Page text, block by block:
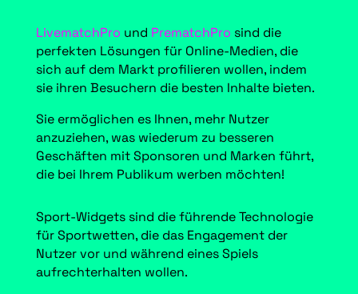
LivematchPro und PrematchPro sind die
perfekten Lösungen für Online-Medien, die
sich auf dem Markt profilieren wollen, indem
sie ihren Besuchern die besten Inhalte bieten.
Sie ermöglichen es Ihnen, mehr Nutzer
anzuziehen, was wiederum zu besseren
Geschäften mit Sponsoren und Marken führt,
die bei Ihrem Publikum werben möchten!
Sport-Widgets sind die führende Technologie
für Sportwetten, die das Engagement der
Nutzer vor und während eines Spiels
aufrechterhalten wollen.